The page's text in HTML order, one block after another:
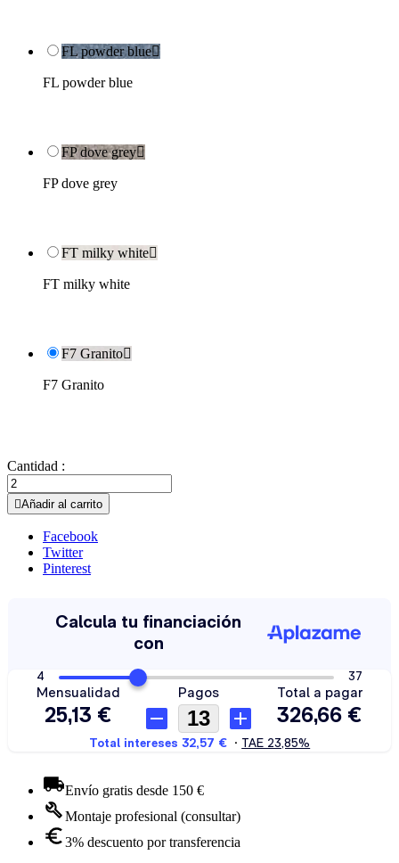
FL powder blue
FL powder blue
FP dove grey
FP dove grey
FT milky white
FT milky white
F7 Granito
F7 Granito
Cantidad :
Añadir al carrito
Facebook
Twitter
Pinterest
Envío gratis desde 150 €
Montaje profesional (consultar)
3% descuento por transferencia